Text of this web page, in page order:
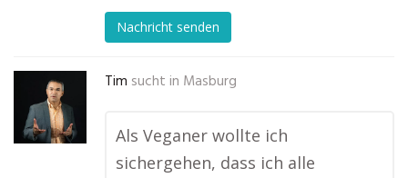
Nachricht senden
Tim sucht in Masburg
Als Veganer wollte ich
sichergehen, dass ich alle